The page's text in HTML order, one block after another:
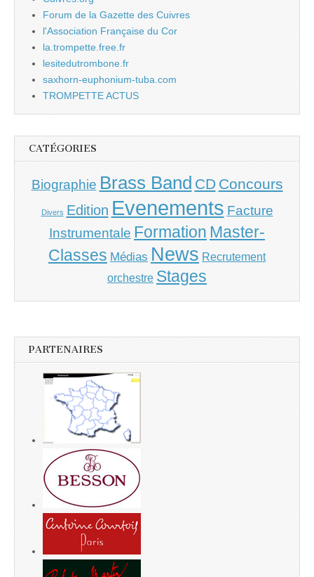
Forum de la Gazette des Cuivres
l'Association Française du Cor
la.trompette.free.fr
lesitedutrombone.fr
saxhorn-euphonium-tuba.com
TROMPETTE ACTUS
CATÉGORIES
Biographie Brass Band CD Concours
Divers Edition Evenements Facture
Instrumentale Formation Master-
Classes Médias News Recrutement
orchestre Stages
PARTENAIRES